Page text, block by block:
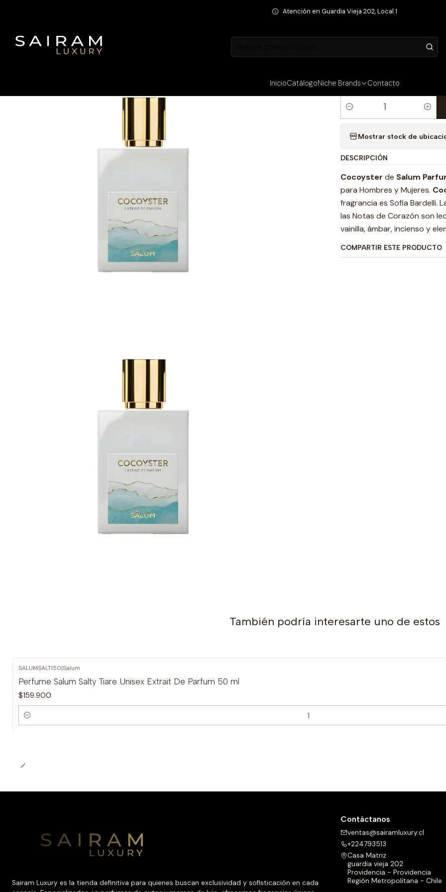
InicioCatálogoNiche Brands Contacto
Atención en Guardia Vieja 202, Local 1
Fragancias Unisex Perfume Salum Cocoyster Unisex Extrait
|
Parfum 50 ml
Cantidad
Mostrar stock de
DESCRIPCIÓN
Cocoyster de Salum
para Hombres y Mujeres.
fragrancia es Sofia Bardelli.
las Notas de Corazón son
vainilla, ámbar, incienso y
COMPARTIR ESTE PRODUCTO
También podría interesarte uno de estos
SALUMSALTI50|Salum
Perfume Salum Salty Tiare Unisex Extrait De Parfum 50 ml
$159.900
Cantidad
Sairam Luxury es la tienda definitiva para quienes buscan exclusividad y sofisticación en cada
Contáctanos
ventas@sairamluxury.cl
+224793513
Casa Matriz
guardia vieja 202
Providencia - Providencia
Región Metropolitana - Chile